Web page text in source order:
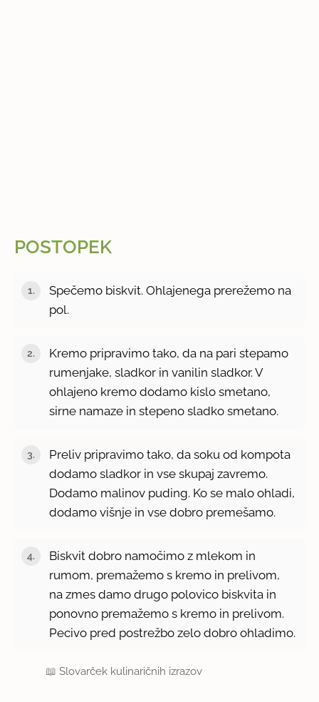
POSTOPEK
Spečemo biskvit. Ohlajenega prerežemo na
pol.
Kremo pripravimo tako, da na pari stepamo
rumenjake, sladkor in vanilin sladkor. V
ohlajeno kremo dodamo kislo smetano,
sirne namaze in stepeno sladko smetano.
Preliv pripravimo tako, da soku od kompota
dodamo sladkor in vse skupaj zavremo.
Dodamo malinov puding. Ko se malo ohladi,
dodamo višnje in vse dobro premešamo.
Biskvit dobro namočimo z mlekom in
rumom, premažemo s kremo in prelivom,
na zmes damo drugo polovico biskvita in
ponovno premažemo s kremo in prelivom.
Pecivo pred postrežbo zelo dobro ohladimo.
📖Slovarček kulinaričnih izrazov